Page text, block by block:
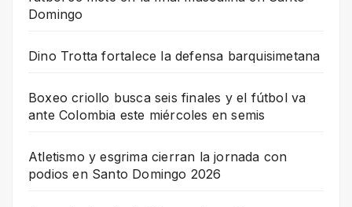
Domingo
Dino Trotta fortalece la defensa barquisimetana
Boxeo criollo busca seis finales y el fútbol va
ante Colombia este miércoles en semis
Atletismo y esgrima cierran la jornada con
podios en Santo Domingo 2026